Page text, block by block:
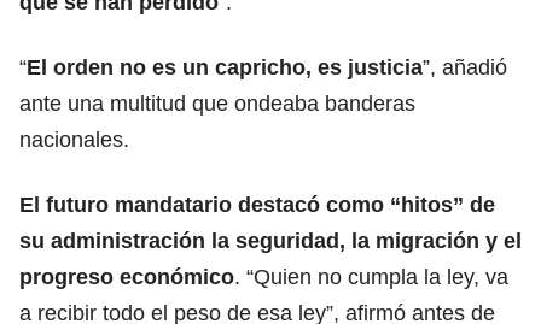
“El orden no es un capricho, es justicia”, añadió
ante una multitud que ondeaba banderas
nacionales.
El futuro mandatario destacó como “hitos” de
su administración la seguridad, la migración y el
progreso económico. “Quien no cumpla la ley, va
a recibir todo el peso de esa ley”, afirmó antes de